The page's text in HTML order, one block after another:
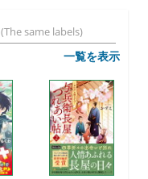
(The same labels)
一覧を表示